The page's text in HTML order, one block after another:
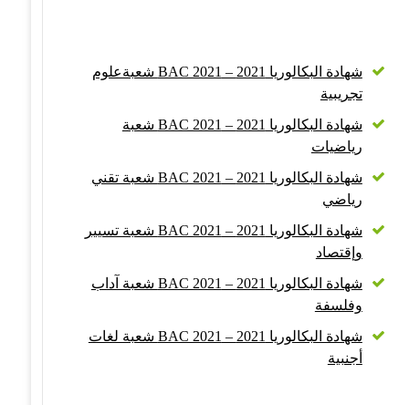
شهادة البكالوريا 2021 – BAC 2021 شعبةعلوم
تجريبية
شهادة البكالوريا 2021 – BAC 2021 شعبة
رياضيات
شهادة البكالوريا 2021 – BAC 2021 شعبة تقني
رياضي
شهادة البكالوريا 2021 – BAC 2021 شعبة تسيير
وإقتصاد
شهادة البكالوريا 2021 – BAC 2021 شعبة آداب
وفلسفة
شهادة البكالوريا 2021 – BAC 2021 شعبة لغات
أجنبية